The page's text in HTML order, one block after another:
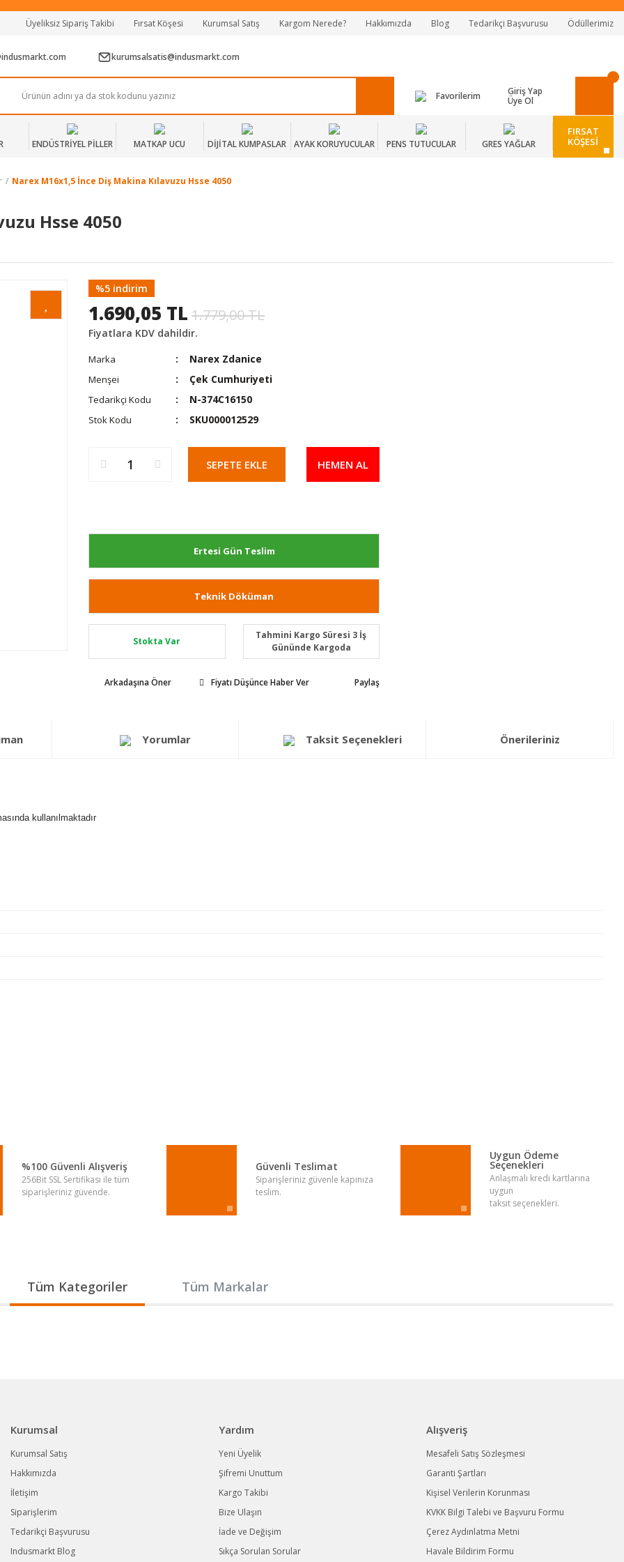
Tüm Alışverişlerde Vade Farksız 2 Taksit!
Mağazadan Teslim & Kolay İade
Üyeliksiz Sipariş Takibi Fırsat Köşesi Kurumsal Satış Kargom Nerede? Hakkımızda Blog Tedarikçi Başvurusu Ödüllerimiz
kurumsalsatis@indusmarkt.com
Favorilerim
Giriş Yap
Üye Ol
ENDÜSTRİYEL PİLLER MATKAP UCU DİJİTAL KUMPASLAR AYAK KORUYUCULAR PENS TUTUCULAR GRES YAĞLAR
FIRSAT
KÖŞESİ
Narex M16x1,5 İnce Diş Makina Kılavuzu Hsse 4050
Hsse 4050
%5 indirim
1.690,05 TL 1.779,00 TL
Fiyatlara KDV dahildir.
Marka Narex Zdanice
Menşei Çek Cumhuriyeti
Tedarikçi Kodu N-374C16150
Stok Kodu SKU000012529
SEPETE EKLE HEMEN AL
Ertesi Gün Teslim
Teknik Döküman
Stokta Var
Tahmini Kargo Süresi 3 İş
Gününde Kargoda
Arkadaşına Öner Fiyatı Düşünce Haber Ver Paylaş
Yorumlar Taksit Seçenekleri Önerileriniz
kullanılmaktadır
%100 Güvenli Alışveriş
256Bit SSL Sertifikası ile tüm
siparişleriniz güvende.
Güvenli Teslimat
Siparişleriniz güvenle kapınıza
teslim.
Uygun Ödeme
Seçenekleri
Anlaşmalı kredi kartlarına
uygun
taksit seçenekleri.
Tüm Kategoriler Tüm Markalar
Kurumsal
Kurumsal Satış
Hakkımızda
İletişim
Siparişlerim
Tedarikçi Başvurusu
Indusmarkt Blog
Yardım
Yeni Üyelik
Şifremi Unuttum
Kargo Takibi
Bize Ulaşın
İade ve Değişim
Sıkça Sorulan Sorular
Alışveriş
Mesafeli Satış Sözleşmesi
Garanti Şartları
Kişisel Verilerin Korunması
KVKK Bilgi Talebi ve Başvuru Formu
Çerez Aydınlatma Metni
Havale Bildirim Formu